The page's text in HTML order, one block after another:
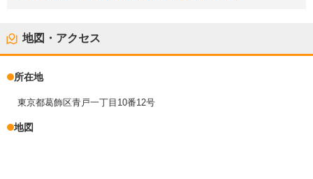
地図・アクセス
所在地
東京都葛飾区青戸一丁目10番12号
地図